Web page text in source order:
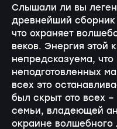
Слышали ли вы
древнейший
что охраняет
веков. Энергия этой
непредсказуема,
неподготовленных
всех это
был скрыт ото всех
семьи, владеющей
окраине